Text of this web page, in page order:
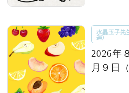
水晶玉子先
運）
2026年
月９日